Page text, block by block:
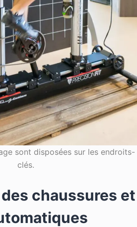
sont disposées sur les endroits-
clés.
des chaussures et